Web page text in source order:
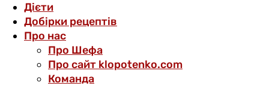
Дієти
Добірки рецептів
Про нас
Про Шефа
Про сайт klopotenko.com
Команда